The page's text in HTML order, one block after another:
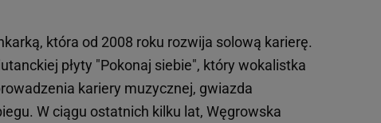
która od 2008 roku rozwija solową karierę.
płyty "Pokonaj siebie", który wokalistka
kariery muzycznej, gwiazda
W ciągu ostatnich kilku lat, Węgrowska